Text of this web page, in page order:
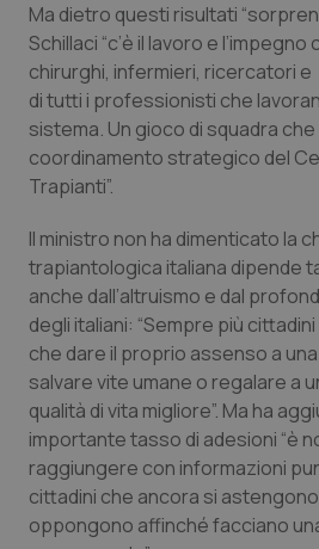
Salute orale & impianti
Sangue & coagulazione
Tiroide
Tumore al seno
Tumore ovarico
Tumori del Polmone &
Tumori gastrointestinali
Ulcera & Reflusso
Vaccini
Ma dietro questi risultati
Schillaci “c’è il lavoro e
chirurghi, infermieri, ricercatori e
di tutti i professionisti che
sistema. Un gioco di squadra
coordinamento strategico del
Trapianti”.
Il ministro non ha dimenticato la
trapiantologica italiana dipende
anche dall’altruismo e dal
degli italiani: “Sempre più
che dare il proprio assenso a
salvare vite umane o regalare a
qualità di vita migliore”. Ma ha
importante tasso di adesioni “è
raggiungere con informazioni
cittadini che ancora si
oppongono affinché facciano